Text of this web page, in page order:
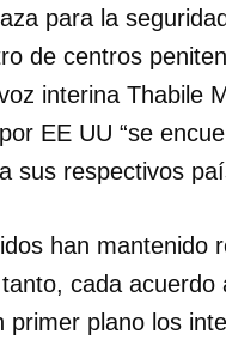
guardar como favorito,
14ymedio.
para la
de centros
interina Thabile
EE UU “se
sus respectivos
han
cada
primer plano los